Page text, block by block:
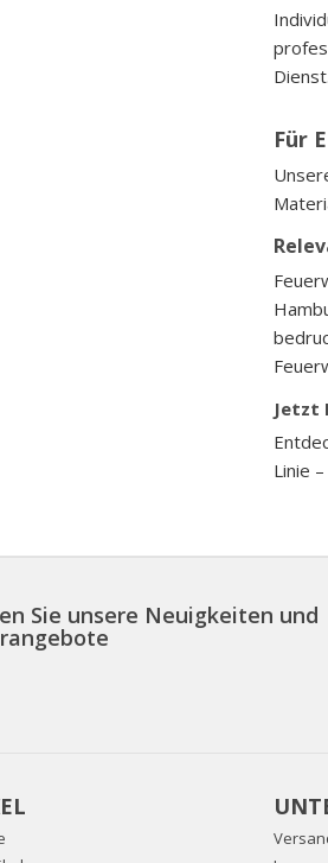
Für
Jetzt
Linie
Sie unsere Neuigkeiten und